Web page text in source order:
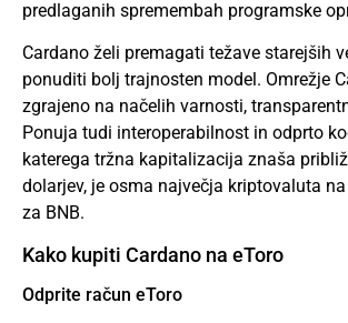
predlaganih spremembah programske
Cardano želi premagati težave starejših
ponuditi bolj trajnosten model. Omrežje
zgrajeno na načelih varnosti,
Ponuja tudi interoperabilnost in odprto
katerega tržna kapitalizacija znaša
dolarjev, je osma največja kriptovaluta
za BNB.
Kako kupiti Cardano na eToro
Odprite račun eToro